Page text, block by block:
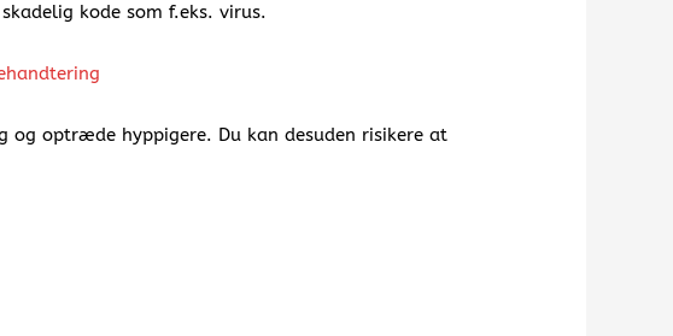
kode som f.eks. virus.
og optræde hyppigere. Du kan desuden risikere at